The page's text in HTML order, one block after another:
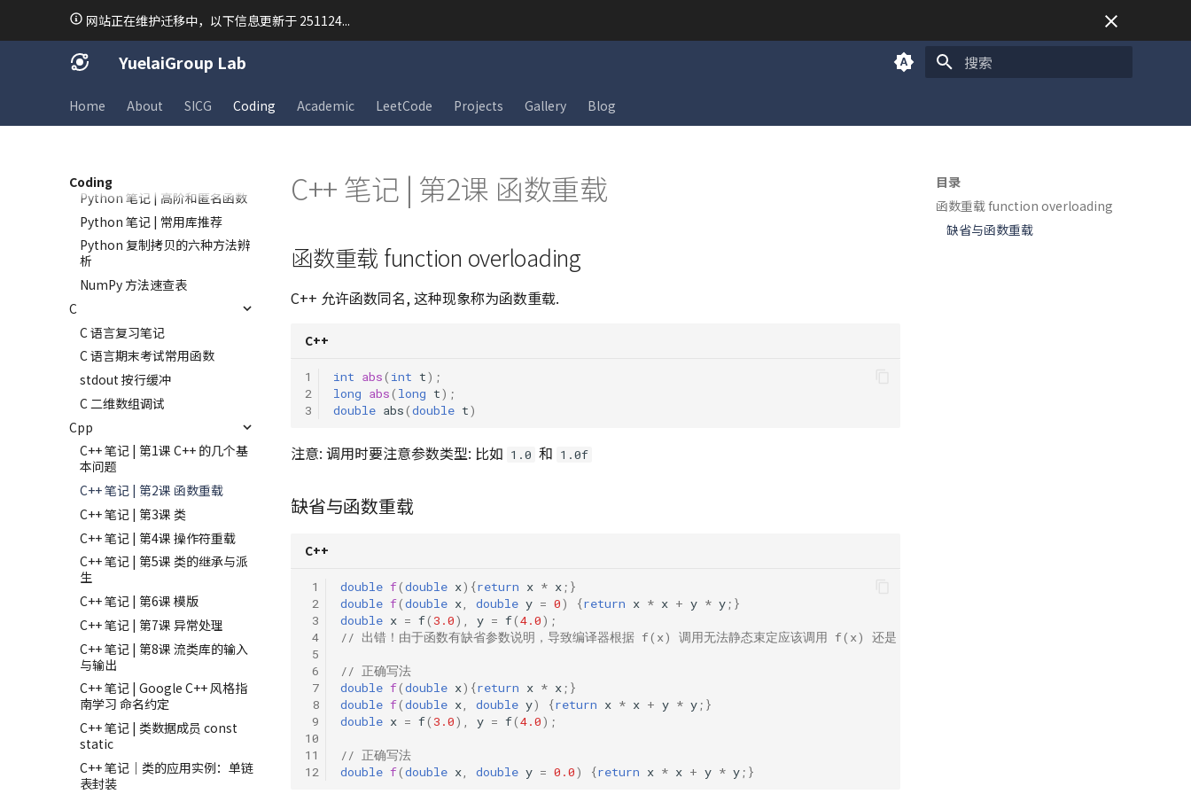
网站正在维护迁移中，以下信息更新于 251124...
YuelaiGroup Lab
Home About SICG Coding Academic LeetCode Projects Gallery Blog
Coding
Python 笔记 | 字典 dict
Python 笔记 | 循环结构
Python 笔记 | 使用模块
Python 笔记 | 面向对象
Python 笔记 | 异常处理
Python 笔记 | 高阶和匿名函数
Python 笔记 | 常用库推荐
Python 复制拷贝的六种方法辨
析
NumPy 方法速查表
C
C 语言复习笔记
C 语言期末考试常用函数
stdout 按行缓冲
C 二维数组调试
Cpp
C++ 笔记 | 第1课 C++ 的几个基
本问题
C++ 笔记 | 第2课 函数重载
C++ 笔记 | 第3课 类
C++ 笔记 | 第4课 操作符重载
C++ 笔记 | 第5课 类的继承与派
生
C++ 笔记 | 第6课 模版
C++ 笔记 | 第7课 异常处理
C++ 笔记 | 第8课 流类库的输入
与输出
C++ 笔记 | Google C++ 风格指
南学习 命名约定
C++ 笔记 | 类数据成员 const
static
C++ 笔记｜类的应用实例：单链
表封装
目录
函数重载 function overloading
缺省与函数重载
C++ 笔记 | 第2课 函数重载
函数重载 function overloading
C++ 允许函数同名, 这种现象称为函数重载.
C++
1
2
3
int abs( int t);
long abs( long t);
double abs(double t)
注意: 调用时要注意参数类型: 比如 1.0 和 1.0f
缺省与函数重载
C++
1
2
3
4
5
6
7
8
9
10
11
12
double f(double x){return x * x ;}
double f(double x double y = 0) {return x * x + y * y ;}
double x = f( 3.0), y = f(4.0);
// 出错！由于函数有缺省参数说明，导致编译器根据 f(x) 调用无法静态束定应该调用 f(x) 还是 f(x, 0.0)
// 正确写法
double f(double x){return x * x ;}
double f(double x double y) {return x * x + y * y ;}
double x = f( 3.0), y = f(4.0);
// 正确写法
double f(double x double y = 0.0) {return x * x + y * y ;}